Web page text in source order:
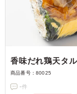
香味だれ鶏天タ
商品番号： 80025
-件